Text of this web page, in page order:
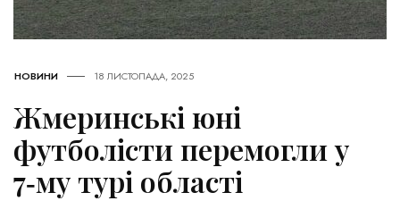
НОВИНИ 18 ЛИСТОПАДА, 2025
Жмеринські юні
футболісти перемогли у
7‑му турі області